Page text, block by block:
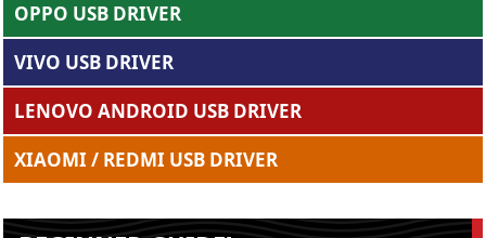
OPPO USB DRIVER
VIVO USB DRIVER
LENOVO ANDROID USB DRIVER
XIAOMI / REDMI USB DRIVER